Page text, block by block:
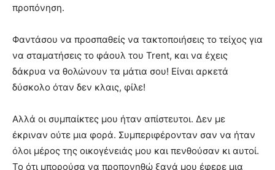
προπόνηση.
Φαντάσου να προσπαθείς να τακτοποιήσεις το τείχος για
να σταματήσεις το φάουλ του Trent, και να έχεις
δάκρυα να θολώνουν τα μάτια σου! Είναι αρκετά
δύσκολο όταν δεν κλαις, φίλε!
Αλλά οι συμπαίκτες μου ήταν απίστευτοι. Δεν με
έκριναν ούτε μια φορά. Συμπεριφέρονταν σαν να ήταν
όλοι μέρος της οικογένειάς μου και πενθούσαν κι αυτοί.
Το ότι μπορούσα να προπονηθώ ξανά μου έφερε μια